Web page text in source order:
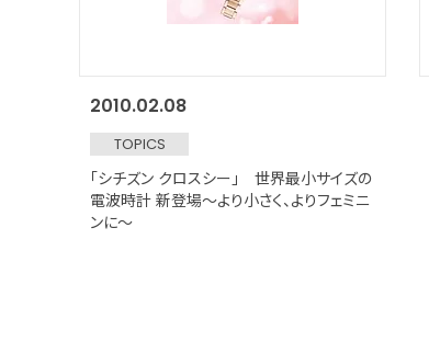
2010.02.08
TOPICS
「シチズン クロスシー」 世界最小サイズの
電波時計 新登場～より小さく、よりフェミニ
ンに～